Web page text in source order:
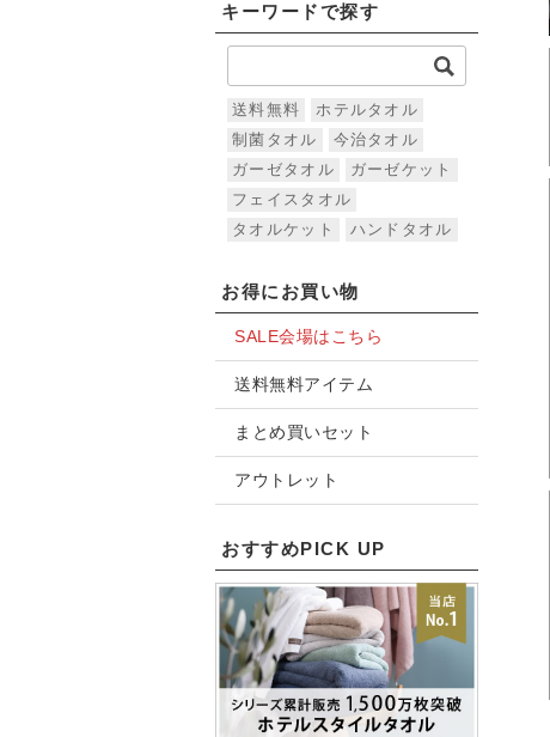
キーワードで探す
送料無料
ホテルタオル
制菌タオル
今治タオル
ガーゼタオル
ガーゼケット
フェイスタオル
タオルケット
ハンドタオル
お得にお買い物
SALE会場はこちら
送料無料アイテム
まとめ買いセット
アウトレット
おすすめPICK UP